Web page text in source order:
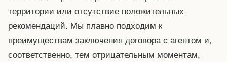
территории или отсутствие положительных
рекомендаций. Мы плавно подходим к
преимуществам заключения договора с агентом и,
соответственно, тем отрицательным моментам,